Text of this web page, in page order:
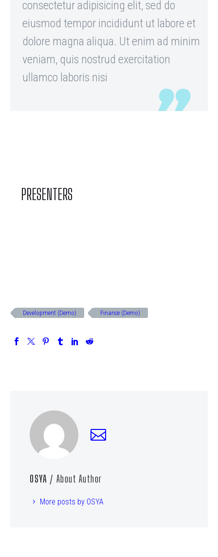
consectetur adipisicing elit, sed do
eiusmod tempor incididunt ut labore et
dolore magna aliqua. Ut enim ad minim
veniam, quis nostrud exercitation
ullamco laboris nisi
PRESENTERS
Development (Demo) Finance (Demo)
OSYA / About Author
More posts by OSYA